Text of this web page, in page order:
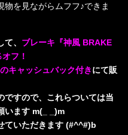
を見ながらムフフ♪できま
、 ブレーキ『神風 BRAKE
フ！
キャッシュバック付きにて販
ですので、これらついては当
います m(_ _)m
ていただきます (#^^#)b